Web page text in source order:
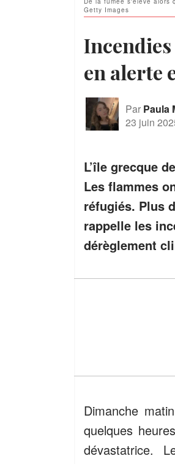
Getty Images
Incendies
en alerte
Par Paula
23 juin
L’île grecque
Les flammes
réfugiés. Plus
rappelle les
dérèglement
Dimanche
quelques
dévastatrice.